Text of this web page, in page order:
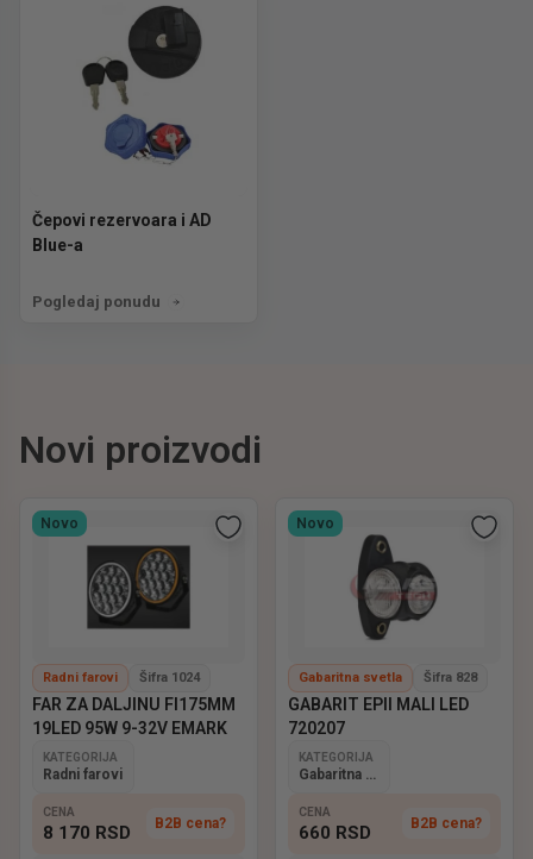
Čepovi rezervoara i AD
Blue-a
Pogledaj ponudu
Novi proizvodi
Novo
Radni farovi Šifra 1024
FAR ZA DALJINU FI175MM
19LED 95W 9-32V EMARK
KATEGORIJA
Radni farovi
CENA
8 170 RSD B2B cena?
Novo
Gabaritna svetla Šifra 828
GABARIT EPII MALI LED
720207
KATEGORIJA
CENA
660 RSD B2B cena?